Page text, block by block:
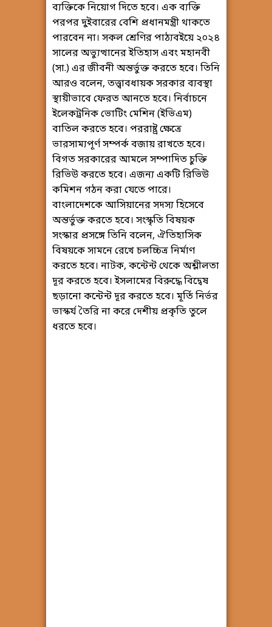
ব্যক্তিকে নিয়োগ দিতে হবে। এক ব্যক্তি
পরপর দুইবারের বেশি প্রধানমন্ত্রী থাকতে
পারবেন না। সকল শ্রেণির পাঠ্যবইয়ে ২০২৪
সালের অভ্যুত্থানের ইতিহাস এবং মহানবী
(সা.) এর জীবনী অন্তর্ভুক্ত করতে হবে। তিনি
আরও বলেন, তত্ত্বাবধায়ক সরকার ব্যবস্থা
স্থায়ীভাবে ফেরত আনতে হবে। নির্বাচনে
ইলেকট্রনিক ভোটিং মেশিন (ইভিএম)
বাতিল করতে হবে। পররাষ্ট্র ক্ষেত্রে
ভারসাম্যপূর্ণ সম্পর্ক বজায় রাখতে হবে।
বিগত সরকারের আমলে সম্পাদিত চুক্তি
রিভিউ করতে হবে। এজন্য একটি রিভিউ
কমিশন গঠন করা যেতে পারে।
বাংলাদেশকে আসিয়ানের সদস্য হিসেবে
অন্তর্ভুক্ত করতে হবে। সংস্কৃতি বিষয়ক
সংস্কার প্রসঙ্গে তিনি বলেন, ঐতিহাসিক
বিষয়কে সামনে রেখে চলচ্চিত্র নির্মাণ
করতে হবে। নাটক, কন্টেন্ট থেকে অশ্লীলতা
দূর করতে হবে। ইসলামের বিরুদ্ধে বিদ্বেষ
ছড়ানো কন্টেন্ট দূর করতে হবে। মূর্তি নির্ভর
ভাস্কর্য তৈরি না করে দেশীয় প্রকৃতি তুলে
ধরতে হবে।